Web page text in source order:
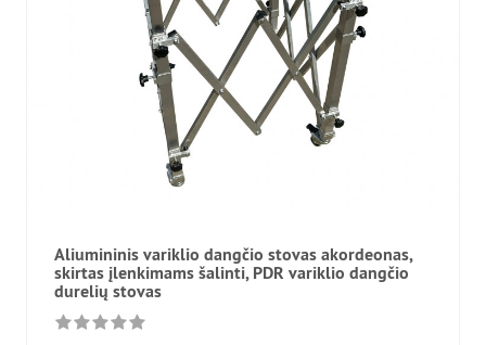
Aliumininis variklio dangčio stovas akordeonas,
skirtas įlenkimams šalinti, PDR variklio dangčio
durelių stovas